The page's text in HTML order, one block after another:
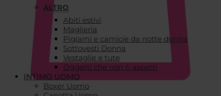
ALTRO
Abiti estivi
Maglieria
Pigiami e camicie da notte donna
Sottovesti Donna
Vestaglie e tute
Oggetti che non ti aspetti
INTIMO UOMO
Boxer Uomo